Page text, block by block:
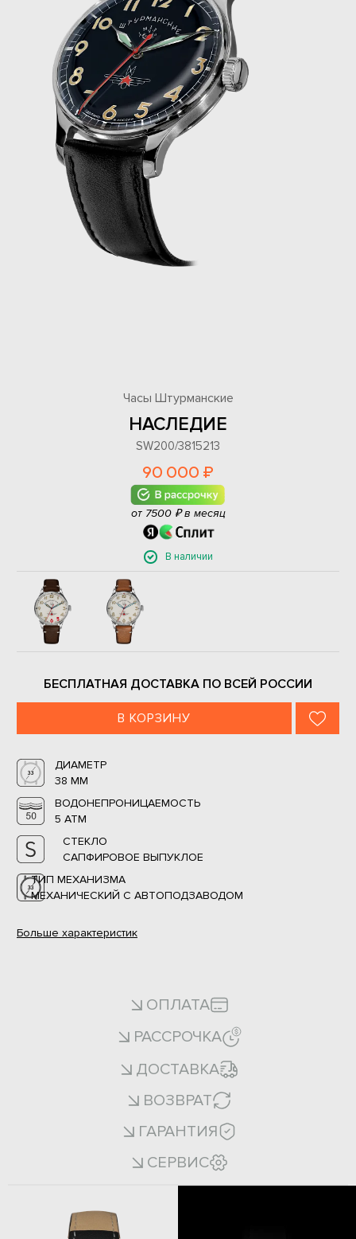
Часы Штурманские
НАСЛЕДИЕ
SW200/3815213
90 000 ₽
от 7500 ₽ в месяц
В наличии
БЕСПЛАТНАЯ ДОСТАВКА ПО ВСЕЙ РОССИИ
В КОРЗИНУ
ДИАМЕТР
38 ММ
ВОДОНЕПРОНИЦАЕМОСТЬ
5 ATM
СТЕКЛО
САПФИРОВОЕ ВЫПУКЛОЕ
ТИП МЕХАНИЗМА
МЕХАНИЧЕСКИЙ С АВТОПОДЗАВОДОМ
Больше характеристик
ОПЛАТА
РАССРОЧКА
ДОСТАВКА
ВОЗВРАТ
ГАРАНТИЯ
СЕРВИС